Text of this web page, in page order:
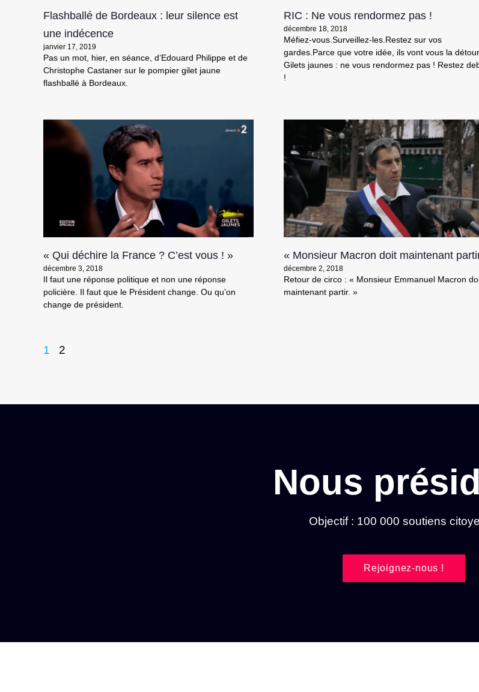
Flashballé de Bordeaux : leur silence est
une indécence
janvier 17, 2019
Pas un mot, hier, en séance, d’Edouard Philippe et de
Christophe Castaner sur le pompier gilet jaune
flashballé à Bordeaux.
RIC : Ne vous rendormez pas !
décembre 18, 2018
Méfiez-vous.Surveillez-les.Restez sur vos
gardes.Parce que votre idée, ils vont vous la
Gilets jaunes : ne vous rendormez pas ! Restez
!
« Qui déchire la France ? C’est vous ! »
décembre 3, 2018
Il faut une réponse politique et non une réponse
policière. Il faut que le Président change. Ou qu’on
change de président.
« Monsieur Macron doit maintenant
décembre 2, 2018
Retour de circo : « Monsieur Emmanuel Macron
maintenant partir. »
1 2
Nous
Objectif : 100 000 soutiens
Rejoignez-nous !